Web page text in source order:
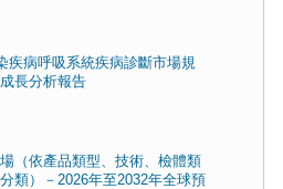
疾病呼吸系統疾病診斷市場規
長分析報告
（依產品類型、技術、檢體類
類）－2026年至2032年全球預